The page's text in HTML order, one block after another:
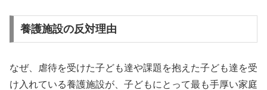
養護施設の反対理由
なぜ、虐待を受けた子ども達や課題を抱えた子ども達を受
け入れている養護施設が、子どもにとって最も手厚い家庭